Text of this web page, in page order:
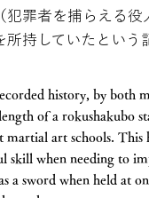
罪者を捕らえる
持していたという
history, by both
of a rokushakubo
art schools.
skill when needing to
a sword when held at